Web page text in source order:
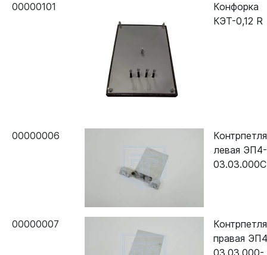
00000101
Конфорка
КЭТ-0,12 R
00000006
Контрпетля
левая
00000007
Контрпетля
правая
03.03.000-